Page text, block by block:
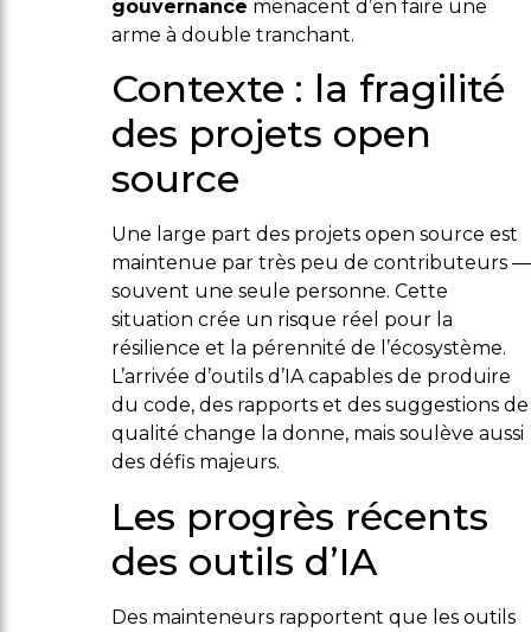
gouvernance menacent d’en faire une
arme à double tranchant.
Contexte : la fragilité
des projets open
source
Une large part des projets open source est
maintenue par très peu de contributeurs —
souvent une seule personne. Cette
situation crée un risque réel pour la
résilience et la pérennité de l’écosystème.
L’arrivée d’outils d’IA capables de produire
du code, des rapports et des suggestions de
qualité change la donne, mais soulève aussi
des défis majeurs.
Les progrès récents
des outils d’IA
Des mainteneurs rapportent que les outils